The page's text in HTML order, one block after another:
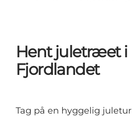
Guides & inspiration
Overnatning
Oplevelser
Hent juletræet i
Fjordlandet
Tag på en hyggelig